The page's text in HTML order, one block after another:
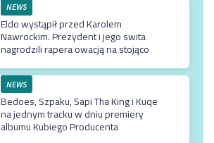
NEWS
Eldo wystąpił przed Karolem
Nawrockim. Prezydent i jego swita
nagrodzili rapera owacją na stojąco
NEWS
Bedoes, Szpaku, Sapi Tha King i Kuqe
na jednym tracku w dniu premiery
albumu Kubiego Producenta